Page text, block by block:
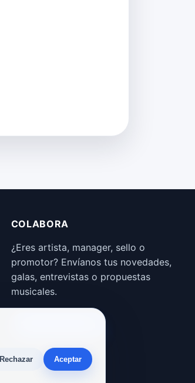
COLABORA
¿Eres artista, manager, sello o
promotor? Envíanos tus novedades,
galas, entrevistas o propuestas
musicales.
Rechazar Aceptar